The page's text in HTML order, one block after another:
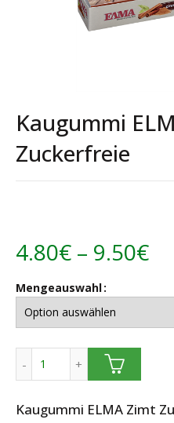
Kaugummi
Zuckerfreie
4.80€ – 9.50€
Mengeauswahl
Kaugummi ELMA Zimt
Kaugummi ELMA Zimt